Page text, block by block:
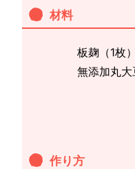
材料
板麹（1枚）
無添加丸大豆
作り方